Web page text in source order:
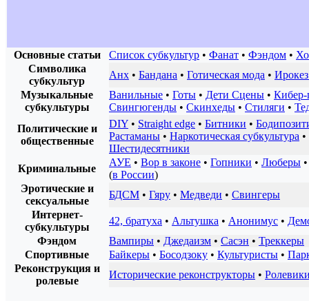
Основные статьи Список субкультур • Фанат • Фэндом •
Символика
субкультур
Анх • Бандана • Готическая мода •
Музыкальные
субкультуры
Ванильные • Готы • Дети Сцены • Кибер-
Свингюгенды • Скинхеды • Стиляги •
Политические и
общественные
DIY • Straight edge • Битники •
Растаманы • Наркотическая субкультура •
Шестидесятники
Криминальные
АУЕ • Вор в законе • Гопники • Люберы
(в России)
Эротические и
сексуальные
БДСМ • Гяру • Медведи • Свингеры
Интернет-
субкультуры
42, братуха • Альтушка • Анонимус •
Фэндом
Вампиры • Джедаизм • Сасэн • Треккеры
Спортивные
Байкеры • Босодзоку • Культуристы •
Реконструкция и
ролевые
Исторические реконструкторы •